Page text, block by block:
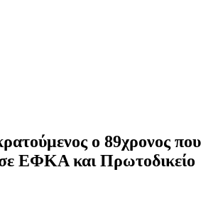
ο 89χρονος που
ΕΦΚΑ και Πρωτοδικείο